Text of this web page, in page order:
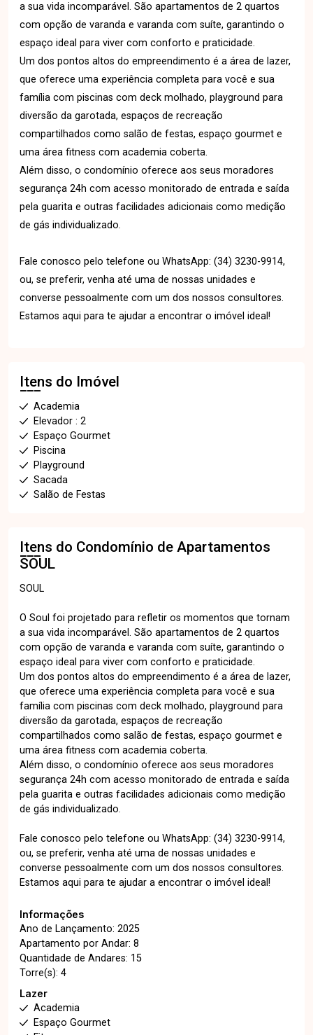
a sua vida incomparável. São apartamentos de 2 quartos
com opção de varanda e varanda com suíte, garantindo o
espaço ideal para viver com conforto e praticidade.
Um dos pontos altos do empreendimento é a área de lazer,
que oferece uma experiência completa para você e sua
família com piscinas com deck molhado, playground para
diversão da garotada, espaços de recreação
compartilhados como salão de festas, espaço gourmet e
uma área fitness com academia coberta.
Além disso, o condomínio oferece aos seus moradores
segurança 24h com acesso monitorado de entrada e saída
pela guarita e outras facilidades adicionais como medição
de gás individualizado.
Fale conosco pelo telefone ou WhatsApp: (34) 3230-9914,
ou, se preferir, venha até uma de nossas unidades e
converse pessoalmente com um dos nossos consultores.
Estamos aqui para te ajudar a encontrar o imóvel ideal!
Itens do Imóvel
Academia
Elevador : 2
Espaço Gourmet
Piscina
Playground
Sacada
Salão de Festas
Itens do Condomínio de Apartamentos
SOUL
SOUL
O Soul foi projetado para refletir os momentos que tornam
a sua vida incomparável. São apartamentos de 2 quartos
com opção de varanda e varanda com suíte, garantindo o
espaço ideal para viver com conforto e praticidade.
Um dos pontos altos do empreendimento é a área de lazer,
que oferece uma experiência completa para você e sua
família com piscinas com deck molhado, playground para
diversão da garotada, espaços de recreação
compartilhados como salão de festas, espaço gourmet e
uma área fitness com academia coberta.
Além disso, o condomínio oferece aos seus moradores
segurança 24h com acesso monitorado de entrada e saída
pela guarita e outras facilidades adicionais como medição
de gás individualizado.
Fale conosco pelo telefone ou WhatsApp: (34) 3230-9914,
ou, se preferir, venha até uma de nossas unidades e
converse pessoalmente com um dos nossos consultores.
Estamos aqui para te ajudar a encontrar o imóvel ideal!
Informações
Ano de Lançamento: 2025
Apartamento por Andar: 8
Quantidade de Andares: 15
Torre(s): 4
Lazer
Academia
Espaço Gourmet